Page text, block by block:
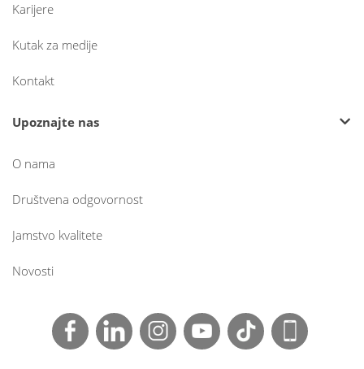
Karijere
Kutak za medije
Kontakt
Upoznajte nas
O nama
Društvena odgovornost
Jamstvo kvalitete
Novosti